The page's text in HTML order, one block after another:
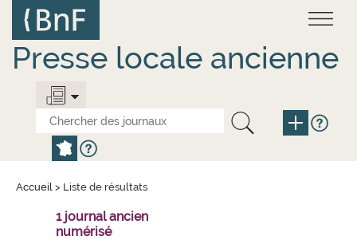
contenu
principal
Presse locale ancienne
Accueil > Liste de résultats
1 journal ancien
numérisé
Panneau de gestion des cookies